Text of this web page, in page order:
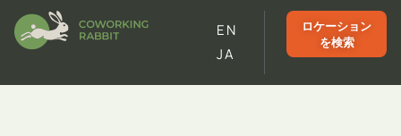
EN
JA
ロケーション
を検索